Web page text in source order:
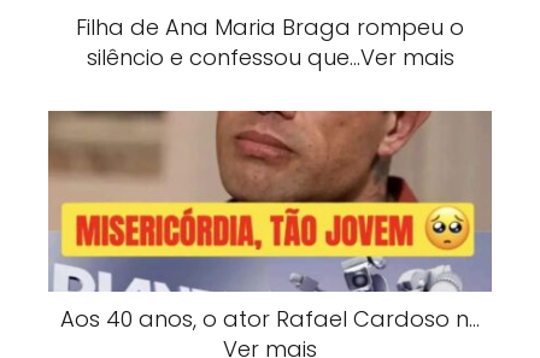
Filha de Ana Maria Braga rompeu o
silêncio e confessou que…Ver mais
Aos 40 anos, o ator Rafael Cardoso n…
Ver mais